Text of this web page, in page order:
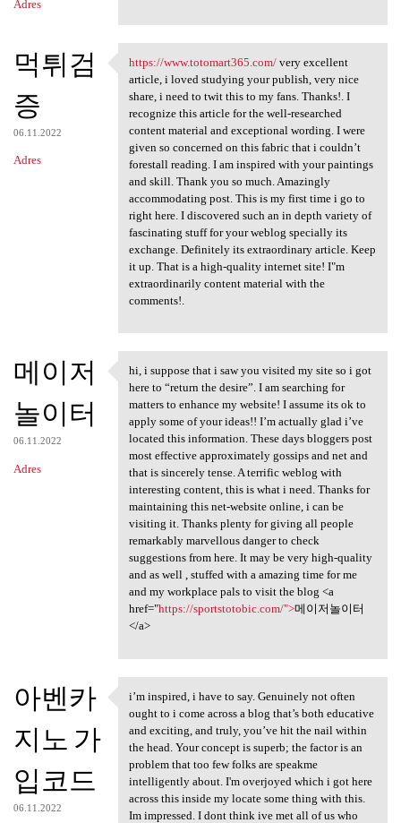
Adres
먹튀검
증
06.11.2022
Adres
https://www.totomart365.com/
https://www.totomart365.com/very excellent
article, i loved studying your publish, very nice
share, i need to twit this to my fans. Thanks!. I
recognize this article for the well-researched
content material and exceptional wording. I were
given so concerned on this fabric that i couldn’t
forestall reading. I am inspired with your paintings
and skill. Thank you so much. Amazingly
accommodating post. This is my first time i go to
right here. I discovered such an in depth variety of
fascinating stuff for your weblog specially its
exchange. Definitely its extraordinary article. Keep
it up. That is a high-quality internet site! I"m
extraordinarily content material with the
comments!.
메이저
놀이터
06.11.2022
Adres
hi, i suppose that i saw you
hi, i suppose that i saw you visited my site so i got
here to “return the desire”. I am searching for
matters to enhance my website! I assume its ok to
apply some of your ideas!! I’m actually glad i’ve
located this information. These days bloggers post
most effective approximately gossips and net and
that is sincerely tense. A terrific weblog with
interesting content, this is what i need. Thanks for
maintaining this net-website online, i can be
visiting it. Thanks plenty for giving all people
remarkably marvellous danger to check
suggestions from here. It may be very high-quality
and as well , stuffed with a amazing time for me
and my workplace pals to visit the blog <a
href="https://sportstotobic.com/">메이저놀이터
</a>
아벤카
지노 가
입코드
06.11.2022
i’m inspired, i have to say.
i’m inspired, i have to say. Genuinely not often
ought to i come across a blog that’s both educative
and exciting, and truly, you’ve hit the nail within
the head. Your concept is superb; the factor is an
problem that too few folks are speakme
intelligently about. I'm overjoyed which i got here
across this inside my locate some thing with this.
Im impressed. I dont think ive met all of us who